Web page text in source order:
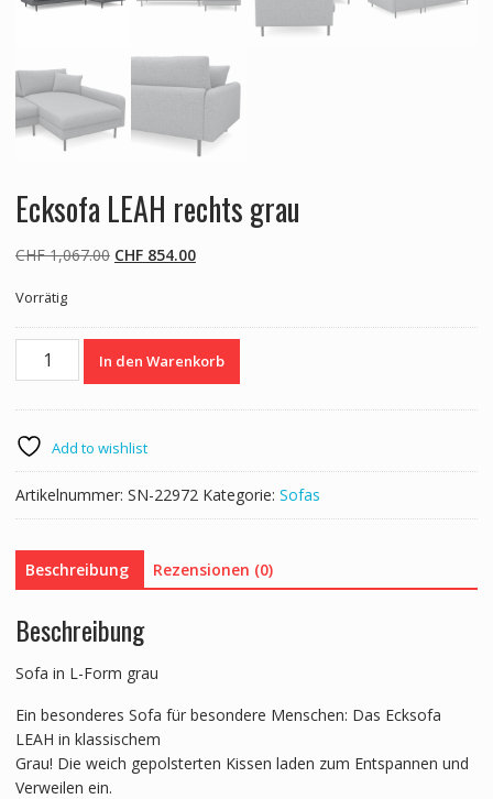
Ecksofa LEAH rechts grau
CHF1,067.00 Ursprünglicher
CHF 1,067.00
CHF854.00Aktueller
CHF 854.00.
Vorrätig
Ecksofa
LEAH
Menge
In den Warenkorb
Add to wishlist
Artikelnummer: SN-22972 Kategorie: Sofas
Beschreibung Rezensionen (0)
Beschreibung
Sofa in L-Form grau
Ein besonderes Sofa für besondere Menschen: Das Ecksofa
LEAH in klassischem
Grau! Die weich gepolsterten Kissen laden zum Entspannen und
Verweilen ein.